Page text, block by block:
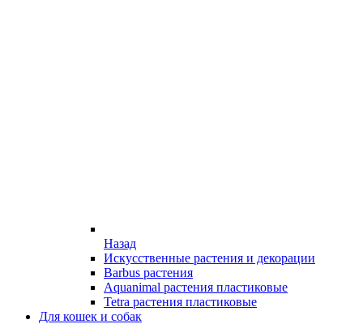
Назад
Искусственные растения и декорации
Barbus растения
Aquanimal растения пластиковые
Tetra растения пластиковые
Для кошек и собак